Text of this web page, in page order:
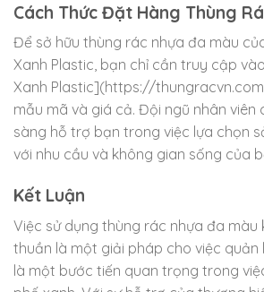
Cách Thức Đặt Hàng Thùng
Để sở hữu thùng rác nhựa đa màu
Xanh Plastic, bạn chỉ cần truy cập
Xanh Plastic](https://
mẫu mã và giá cả. Đội ngũ nhân viên
sàng hỗ trợ bạn trong việc lựa chọn
với nhu cầu và không gian sống của
Kết Luận
Việc sử dụng thùng rác nhựa đa màu
thuần là một giải pháp cho việc
là một bước tiến quan trọng trong